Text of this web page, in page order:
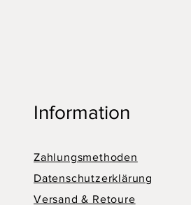
Information
Zahlungsmethoden
Datenschutzerklärung
Versand & Retoure